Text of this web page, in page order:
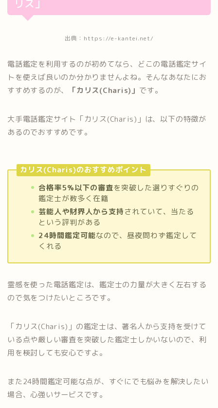
リス」
出典：https://e-kantei.net/
電話鑑定を利用するのが初めてなら、どこの電話鑑定サイ
トを使えば良いのか分かりませんよね。そんなあなたにお
すすめするのが、
「カリス(Charis)」 です。
大手電話鑑定サイト「カリス(Charis)」は、以下の特徴が
あるのでおすすめです。
カリス(Charis)のおすすめポイント
合格率5%以下の審査を突破した選りすぐりの
鑑定士が数多く在籍
芸能人や財界人から支持されていて、当たる
という評判がある
24時間鑑定可能なので、昼夜問わず鑑定して
くれる
霊感を使った電話鑑定は、鑑定士の力量が大きく左右する
ので気をつけたいところです。
「カリス(Charis)」の鑑定士は、著名人から支持を受けて
いる点や厳しい審査を突破した鑑定士しかいないので、利
用を検討しても安心ですよ。
また24時間鑑定可能な点が、すぐにでも悩みを解決したい
場合、心強いサービスです。